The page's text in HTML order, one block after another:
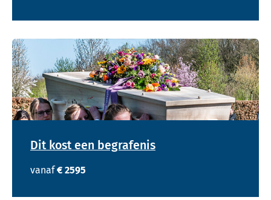
Dit kost een begrafenis
vanaf € 2595